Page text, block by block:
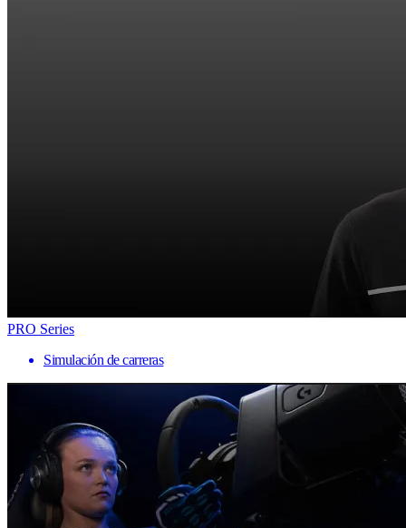
PRO Series
Simulación de carreras